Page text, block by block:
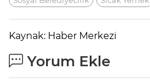
Kaynak: Haber Merkezi
Yorum Ekle